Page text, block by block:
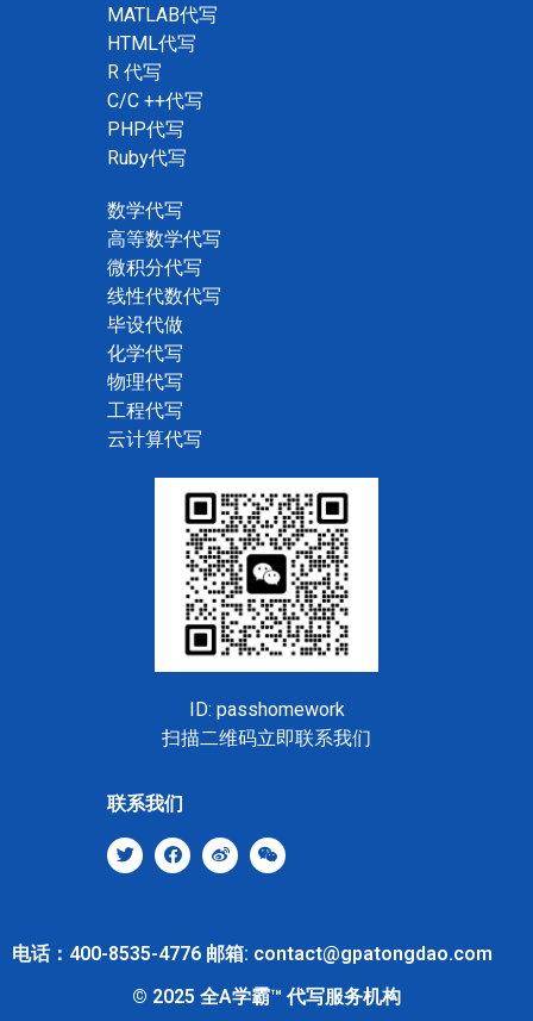
MATLAB代写
HTML代写
R 代写
C/C ++代写
PHP代写
Ruby代写
数学代写
高等数学代写
微积分代写
线性代数代写
毕设代做
化学代写
物理代写
工程代写
云计算代写
ID: passhomework
扫描二维码立即联系我们
联系我们
电话：400-8535-4776 邮箱: contact@gpatongdao.com
© 2025 全A学霸™ 代写服务机构